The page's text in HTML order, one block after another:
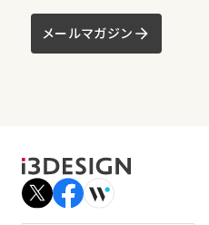
メールマガジン